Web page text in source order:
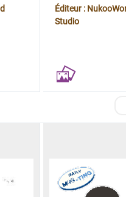
Éditeur :
Studio